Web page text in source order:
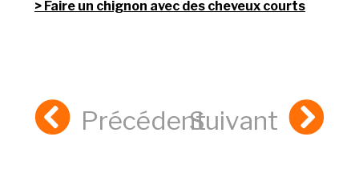
Faire un chignon avec des cheveux courts
PrécédentSuivant